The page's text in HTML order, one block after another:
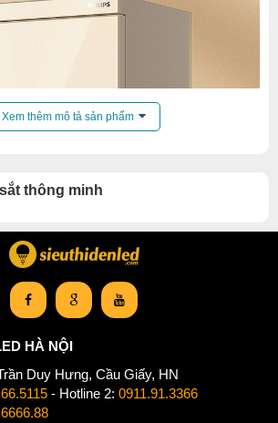
với app trên điện thoại thông minh
Xem thêm mô tả sản phẩm
thông minh
HÀ NỘI
Duy Hưng, Cầu Giấy, HN
- Hotline 2: 0911.91.3366